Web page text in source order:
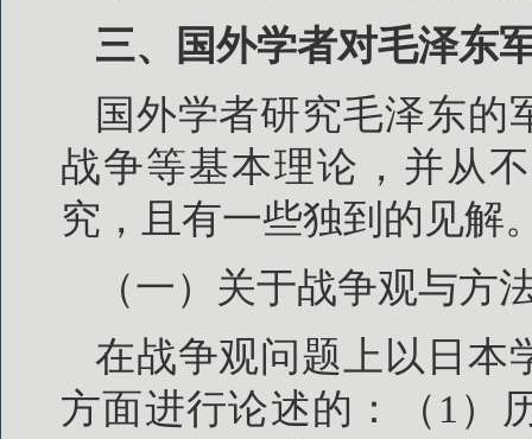
三、国外学者对毛泽东
国外学者研究毛泽东的
战争等基本理论，并从
究，且有一些独到的见解
（一）关于战争观与方
在战争观问题上以日本
方面进行论述的：（1）